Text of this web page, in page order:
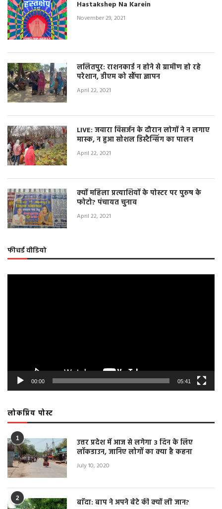
Hastakshep Na Karein
November 29, 2021
ललितपुर: राशनकार्ड न होने से ग्रामीण हो रहे
परेशान, डीएम को सौंपा ज्ञापन
April 22, 2021
LIVE: जवारा विसर्जन के दौरान लोगों ने न लगाए
मास्क, न हुआ सोशल डिस्टैन्सिंग का पालन
April 22, 2021
क्यों महिला प्रत्याशियों के पोस्टर पर पुरुष के
फोटो? पंचायत चुनाव
April 22, 2021
फीचर्ड वीडियो
00:00 05:41
लोकप्रिय पोस्ट
1
उत्तर प्रदेश में आज से लगेगा 3 दिन के लिए
लॉकडाउन, जानिए लोगों का क्या है कहना
July 10, 2020
2 बाँदा: बाप ने अपने बेटे की क्यों ली जान?